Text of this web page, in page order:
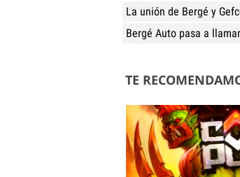
La unión de Bergé y
Bergé Auto pasa a
TE